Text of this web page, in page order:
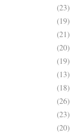
(23)
(19)
(21)
(20)
(19)
(13)
(18)
(26)
(23)
(20)